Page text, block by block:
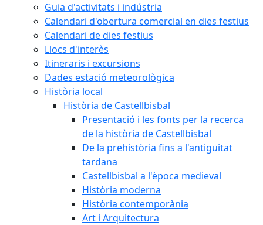
Guia d'activitats i indústria
Calendari d'obertura comercial en dies festius
Calendari de dies festius
Llocs d'interès
Itineraris i excursions
Dades estació meteorològica
Història local
Història de Castellbisbal
Presentació i les fonts per la recerca
de la història de Castellbisbal
De la prehistòria fins a l'antiguitat
tardana
Castellbisbal a l'època medieval
Història moderna
Història contemporània
Art i Arquitectura